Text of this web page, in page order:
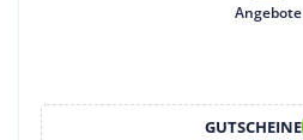
Angebote
GUTSCHEINE